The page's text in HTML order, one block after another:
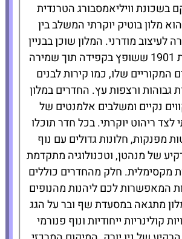
להזמנת
המלון לחצו
כאן
בשכונת וויליאמסבורג הטרנדית
מלון בוטיק יוקרתי המשלב בין
לעיצוב מודרני. המלון שוכן בבניין
תעשייתי משנת 1901 ששופץ בקפידה תוך שמירה
המקוריים שלו, כמו קירות לבנים
גבוהות ורצפות עץ. החדרים במלון
נקיים ומשלבים אלמנטים של
לצד ריהוט יוקרתי. בכל חדר תוכלו
מפנקות, חלונות גדולים עם נוף
של מנהטן, וטכנולוגיה מתקדמת
מקסימלית. חלק מהחדרים כוללים
המאפשרות לכם ליהנות מהנופים
מתגאה במסעדת שף ובר על הגג
קולינריות ייחודיות ונוף פנורמי